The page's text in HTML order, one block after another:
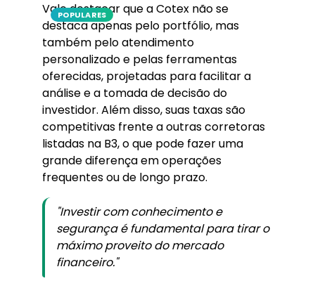
POPULARES
Vale destacar que a Cotex não se
destaca apenas pelo portfólio, mas
também pelo atendimento
personalizado e pelas ferramentas
oferecidas, projetadas para facilitar a
análise e a tomada de decisão do
investidor. Além disso, suas taxas são
competitivas frente a outras corretoras
listadas na B3, o que pode fazer uma
grande diferença em operações
frequentes ou de longo prazo.
"Investir com conhecimento e
segurança é fundamental para tirar o
máximo proveito do mercado
financeiro."